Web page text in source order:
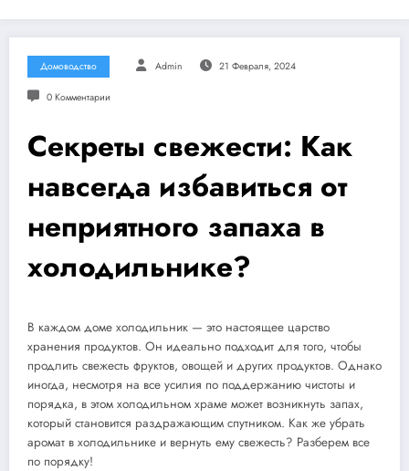
Домоводство Admin 21 Февраля, 2024
0 Комментарии
Секреты свежести: Как
навсегда избавиться от
неприятного запаха в
холодильнике?
В каждом доме холодильник — это настоящее царство
хранения продуктов. Он идеально подходит для того, чтобы
продлить свежесть фруктов, овощей и других продуктов. Однако
иногда, несмотря на все усилия по поддержанию чистоты и
порядка, в этом холодильном храме может возникнуть запах,
который становится раздражающим спутником. Как же убрать
аромат в холодильнике и вернуть ему свежесть? Разберем все
по порядку!